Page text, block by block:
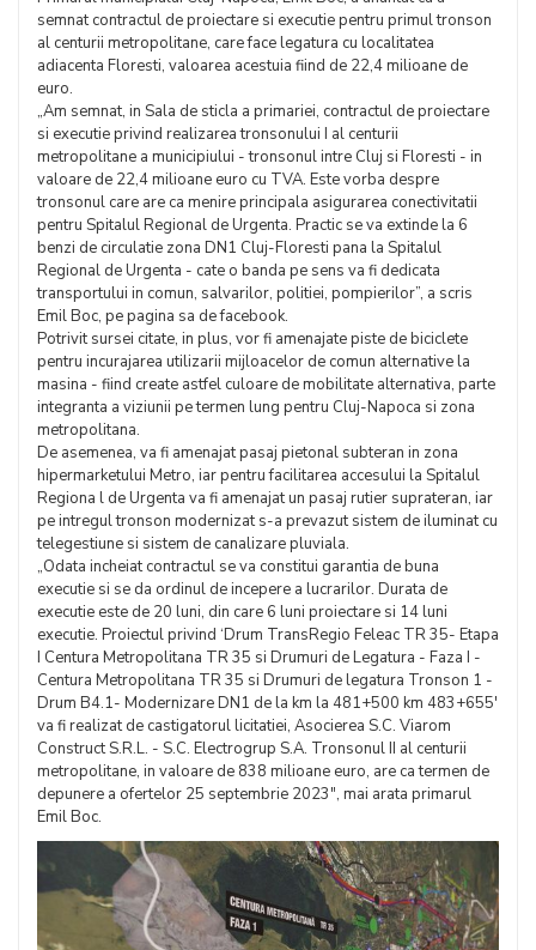
semnat contractul de proiectare si executie pentru primul tronson
al centurii metropolitane, care face legatura cu localitatea
adiacenta Floresti, valoarea acestuia fiind de 22,4 milioane de
euro.
„Am semnat, in Sala de sticla a primariei, contractul de proiectare
si executie privind realizarea tronsonului I al centurii
metropolitane a municipiului - tronsonul intre Cluj si Floresti - in
valoare de 22,4 milioane euro cu TVA. Este vorba despre
tronsonul care are ca menire principala asigurarea conectivitatii
pentru Spitalul Regional de Urgenta. Practic se va extinde la 6
benzi de circulatie zona DN1 Cluj-Floresti pana la Spitalul
Regional de Urgenta - cate o banda pe sens va fi dedicata
transportului in comun, salvarilor, politiei, pompierilor”, a scris
Emil Boc, pe pagina sa de facebook.
Potrivit sursei citate, in plus, vor fi amenajate piste de biciclete
pentru incurajarea utilizarii mijloacelor de comun alternative la
masina - fiind create astfel culoare de mobilitate alternativa, parte
integranta a viziunii pe termen lung pentru Cluj-Napoca si zona
metropolitana.
De asemenea, va fi amenajat pasaj pietonal subteran in zona
hipermarketului Metro, iar pentru facilitarea accesului la Spitalul
Regiona l de Urgenta va fi amenajat un pasaj rutier suprateran, iar
pe intregul tronson modernizat s-a prevazut sistem de iluminat cu
telegestiune si sistem de canalizare pluviala.
„Odata incheiat contractul se va constitui garantia de buna
executie si se da ordinul de incepere a lucrarilor. Durata de
executie este de 20 luni, din care 6 luni proiectare si 14 luni
executie. Proiectul privind ‘Drum TransRegio Feleac TR 35- Etapa
I Centura Metropolitana TR 35 si Drumuri de Legatura - Faza I -
Centura Metropolitana TR 35 si Drumuri de legatura Tronson 1 -
Drum B4.1- Modernizare DN1 de la km la 481+500 km 483+655′
va fi realizat de castigatorul licitatiei, Asocierea S.C. Viarom
Construct S.R.L. - S.C. Electrogrup S.A. Tronsonul II al centurii
metropolitane, in valoare de 838 milioane euro, are ca termen de
depunere a ofertelor 25 septembrie 2023″, mai arata primarul
Emil Boc.